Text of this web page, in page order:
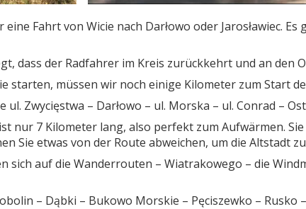
Fahrt von Wicie nach Darłowo oder Jarosławiec.
dass der Radfahrer im Kreis zurückkehrt und an den
starten, müssen wir noch einige Kilometer zum Start
ul. Zwycięstwa – Darłowo – ul. Morska – ul. Conrad –
nur 7 Kilometer lang, also perfekt zum Aufwärmen.
Sie etwas von der Route abweichen, um die Altstadt
sich auf die Wanderrouten – Wiatrakowego – die
– Dąbki – Bukowo Morskie – Pęciszewko – Rusko